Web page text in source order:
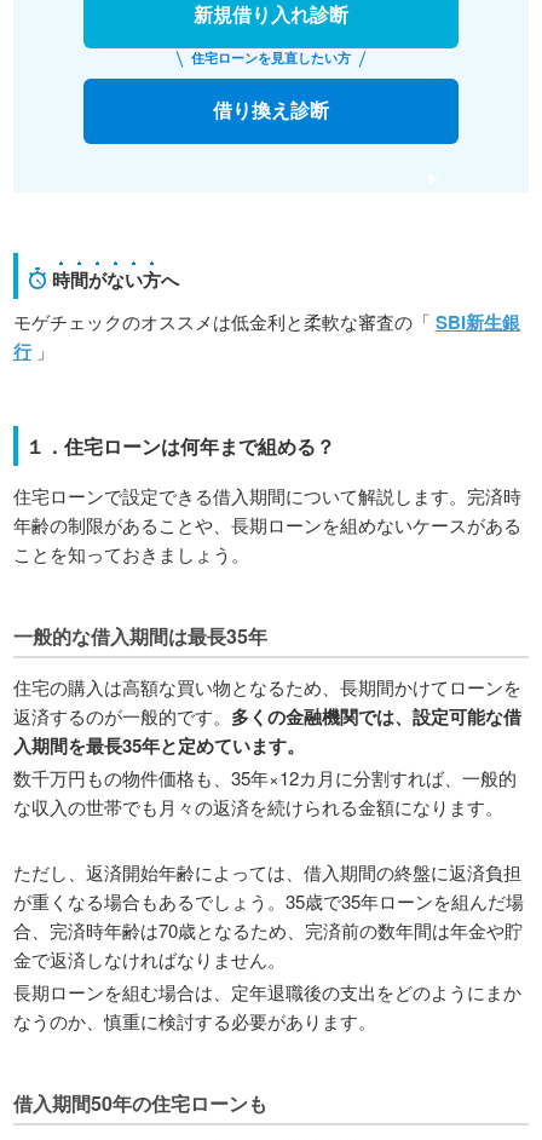
新規借り入れ診断
住宅ローンを見直したい方
借り換え診断
時間がない方へ
モゲチェックのオススメは低金利と柔軟な審査の「 SBI新生銀
行」
１．住宅ローンは何年まで組める？
住宅ローンで設定できる借入期間について解説します。完済時
年齢の制限があることや、長期ローンを組めないケースがある
ことを知っておきましょう。
一般的な借入期間は最長35年
住宅の購入は高額な買い物となるため、長期間かけてローンを
返済するのが一般的です。 多くの金融機関では、設定可能な借
入期間を最長35年と定めています。
数千万円もの物件価格も、35年×12カ月に分割すれば、一般的
な収入の世帯でも月々の返済を続けられる金額になります。
ただし、返済開始年齢によっては、借入期間の終盤に返済負担
が重くなる場合もあるでしょう。35歳で35年ローンを組んだ場
合、完済時年齢は70歳となるため、完済前の数年間は年金や貯
金で返済しなければなりません。
長期ローンを組む場合は、定年退職後の支出をどのようにまか
なうのか、慎重に検討する必要があります。
借入期間50年の住宅ローンも